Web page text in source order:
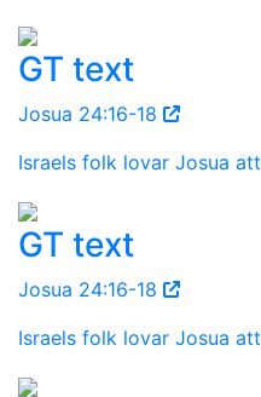
GT text
Josua 24:16-18
Israels folk lovar Josua
GT text
Josua 24:16-18
Israels folk lovar Josua